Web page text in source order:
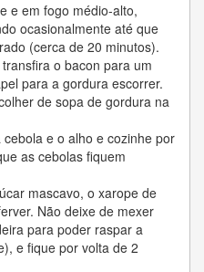
e em fogo médio-alto,
ocasionalmente até que
(cerca de 20 minutos).
o bacon para um
para a gordura escorrer.
de sopa de gordura na
e o alho e cozinhe por
as cebolas fiquem
mascavo, o xarope de
Não deixe de mexer
para poder raspar a
e fique por volta de 2